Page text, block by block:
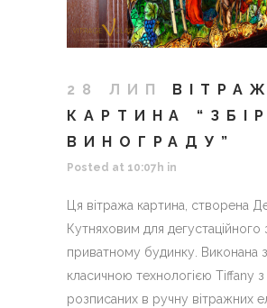
28 ЛИП
КАРТИНА “ЗБІР
ВИНОГРАДУ”
Posted at 10:07h in
Ця вітража картина, створена
Кутняховим для дегустаційного
приватному будинку. Виконана
класичною технологією Tiffany з
розписаних в ручну вітражних